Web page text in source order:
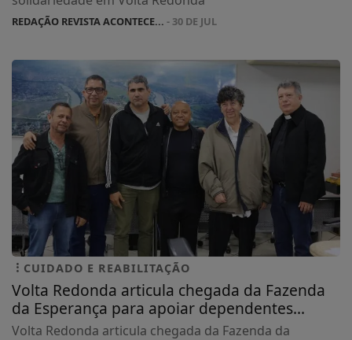
REDAÇÃO REVISTA ACONTECE... - 30 DE JUL
CUIDADO E REABILITAÇÃO
Volta Redonda articula chegada da Fazenda
da Esperança para apoiar dependentes...
Volta Redonda articula chegada da Fazenda da